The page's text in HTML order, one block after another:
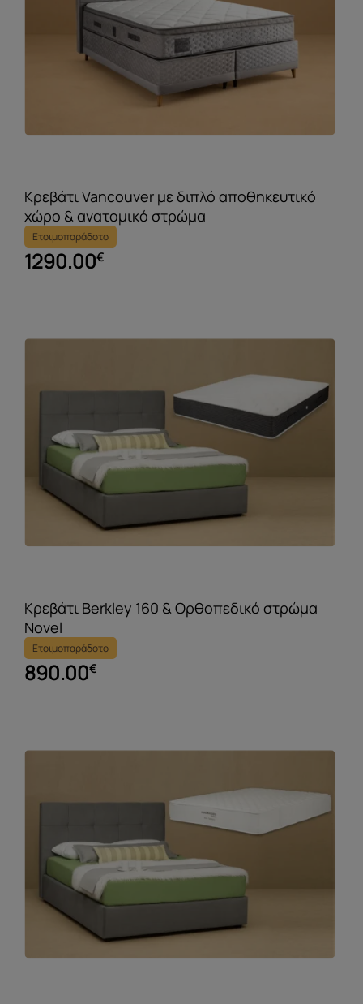
Κρεβάτι Vancouver με διπλό αποθηκευτικό
χώρο & ανατομικό στρώμα
Ετοιμοπαράδοτο
1290.00€
Κρεβάτι Berkley 160 & Ορθοπεδικό στρώμα
Novel
Ετοιμοπαράδοτο
890.00€